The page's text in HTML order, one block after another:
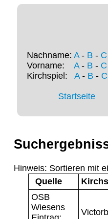
Nachname: A- B - C
Vorname: A- B - C
Kirchspiel: A- B - C
Startseite
Hinweis: Sortieren mit
Quelle
OSB
Wiesens